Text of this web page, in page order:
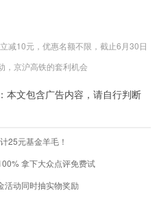
减10元，优惠名额不限，截止6月30日
，京沪高铁的套利机会
本文包含广告内容，请自行判断
25元基金羊毛！
拿下大众点评免费试
活动同时抽实物奖励